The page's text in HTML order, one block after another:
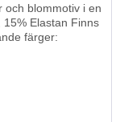
och blommotiv i en
Elastan Finns
färger: